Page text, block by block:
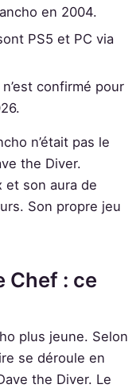
en 2004.
PS5 et PC via
confirmé pour
n’était pas le
the Diver.
et son aura de
Son propre jeu
Chef : ce
plus jeune. Selon
se déroule en
the Diver. Le